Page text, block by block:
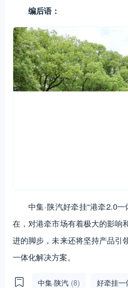
编后语：
中集·陕汽好牵挂“港牵2.0
在，对港牵市场有着极大的影响
进的脚步，未来还将坚持产品引
一体化解决方案。
中集·陕汽 (8) 好牵挂一